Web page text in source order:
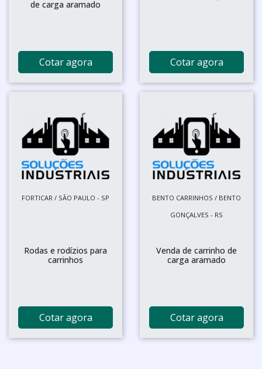
de carga aramado
Cotar agora Cotar agora
FORTICAR / SÃO PAULO - SP
Rodas e rodízios para
carrinhos
Cotar agora
BENTO CARRINHOS / BENTO
GONÇALVES - RS
Venda de carrinho de
carga aramado
Cotar agora